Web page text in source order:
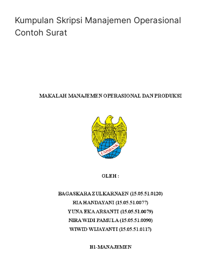
Kumpulan Skripsi Manajemen Operasional
Contoh Surat